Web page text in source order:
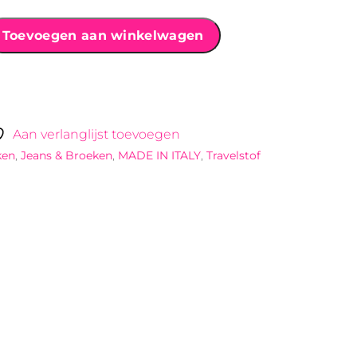
Toevoegen aan winkelwagen
Aan verlanglijst toevoegen
,Jeans & Broeken, MADE IN ITALY,Travelstof